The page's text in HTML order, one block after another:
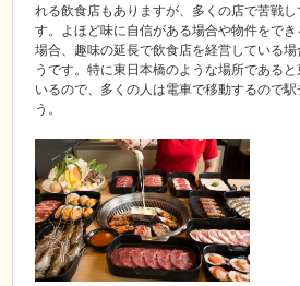
れる飲食店もありますが、多くの店で苦戦
す。よほど味に自信がある場合や物件をで
場合、趣味の延長で飲食店を経営している
うです。特に東日本橋のような場所である
いるので、多くの人は電車で移動するので
う。